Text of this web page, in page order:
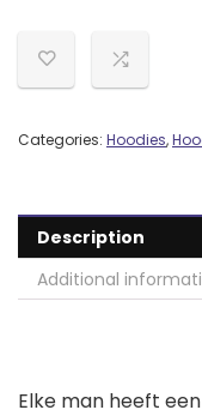
Categories: Hoodies,
Description
Additional
Elke man heeft